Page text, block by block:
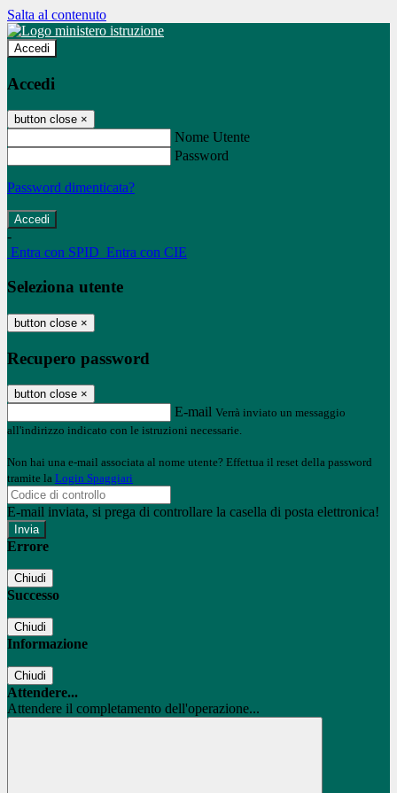
Salta al contenuto
Accedi
Accedi
button close ×
Nome Utente
Password
Password dimenticata?
-
Entra con SPID Entra con CIE
Seleziona utente
button close ×
Recupero password
button close ×
E-mail Verrà inviato un messaggio
all'indirizzo indicato con le istruzioni necessarie.
Non hai una e-mail associata al nome utente? Effettua il reset della password
tramite la Login Spaggiari
E-mail inviata, si prega di controllare la casella di posta elettronica!
Errore
Chiudi
Successo
Chiudi
Informazione
Chiudi
Attendere...
Attendere il completamento dell'operazione...